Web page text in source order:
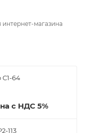
магазина
С1-64
с НДС 5%
113